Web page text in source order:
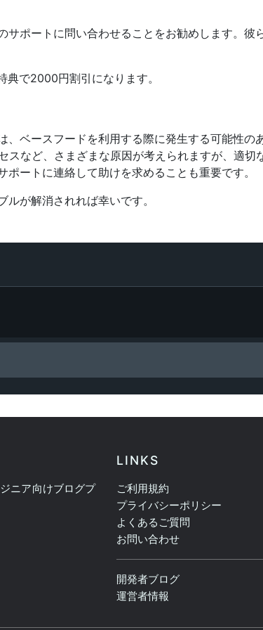
ポートに問い合わせることをお勧めします。
典で2000円割引になります。
、ベースフードを利用する際に発生する可能性
スなど、さまざまな原因が考えられますが、適
ートに連絡して助けを求めることも重要です。
が解消されれば幸いです。
ニア向けブログプ
LINKS
ご利用規約
プライバシーポリシー
よくあるご質問
お問い合わせ
開発者ブログ
運営者情報